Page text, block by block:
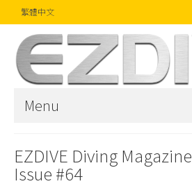
繁體中文
Menu
雜誌
EZDIVE Diving Magazine
Issue #64